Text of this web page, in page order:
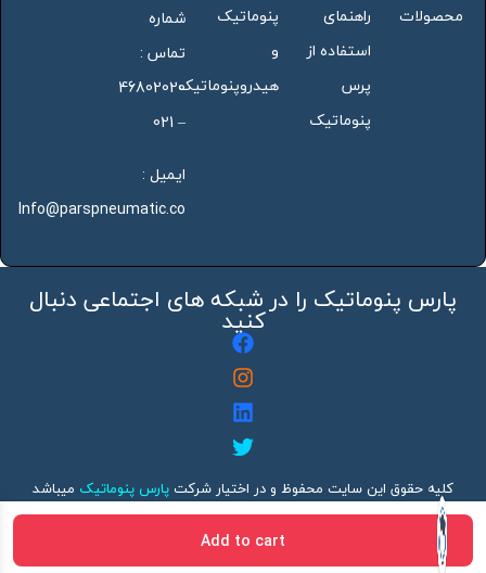
Add to cart
محصولات
راهنمای
استفاده از
پرس
پنوماتیک
پنوماتیک
و
هیدروپنوماتیک
شماره
تماس :
46802020
– 021
ایمیل :
Info@parspneumatic.co
پارس پنوماتیک را در شبکه های اجتماعی دنبال
کنید
کلیه حقوق این سایت محفوظ و در اختیار شرکتپارس پنوماتیک میباشد
هرگونه کپی برداری بدون ذکر منبع پیگرد قانونی دارد